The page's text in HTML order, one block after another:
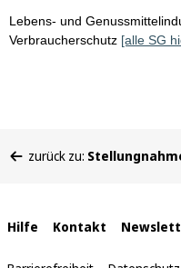
Lebens- und
Verbraucherschutz [alle SG
befinden
zurück zu:
Interne
Links
Hilfe Kontakt